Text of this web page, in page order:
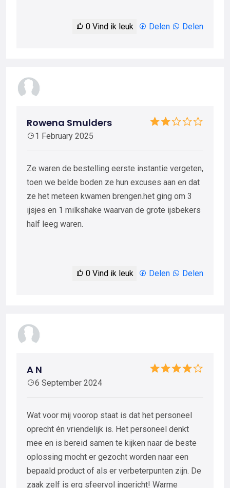
0 Vind ik leuk Delen Delen
Rowena Smulders
1 February 2025
Ze waren de bestelling eerste instantie vergeten,
toen we belde boden ze hun excuses aan en dat
ze het meteen kwamen brengen.het ging om 3
ijsjes en 1 milkshake waarvan de grote ijsbekers
half leeg waren.
0 Vind ik leuk Delen Delen
A N
6 September 2024
Wat voor mij voorop staat is dat het personeel
oprecht én vriendelijk is. Het personeel denkt
mee en is bereid samen te kijken naar de beste
oplossing mocht er gezocht worden naar een
bepaald product of als er verbeterpunten zijn. De
zaak zelf is erg sfeervol ingericht! Warme